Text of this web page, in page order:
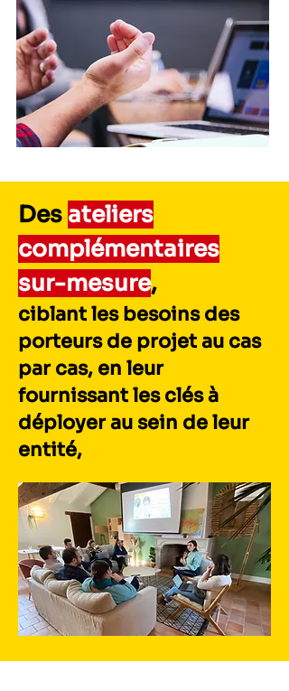
Des ateliers
complémentaires
sur-mesure,
ciblant les besoinsdes
porteurs de projet au cas
par cas, en leur
fournissant les clés à
déployerau sein de leur
entité,